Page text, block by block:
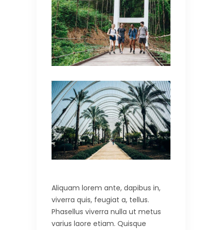
Aliquam lorem ante, dapibus in,
viverra quis, feugiat a, tellus.
Phasellus viverra nulla ut metus
varius laore etiam. Quisque